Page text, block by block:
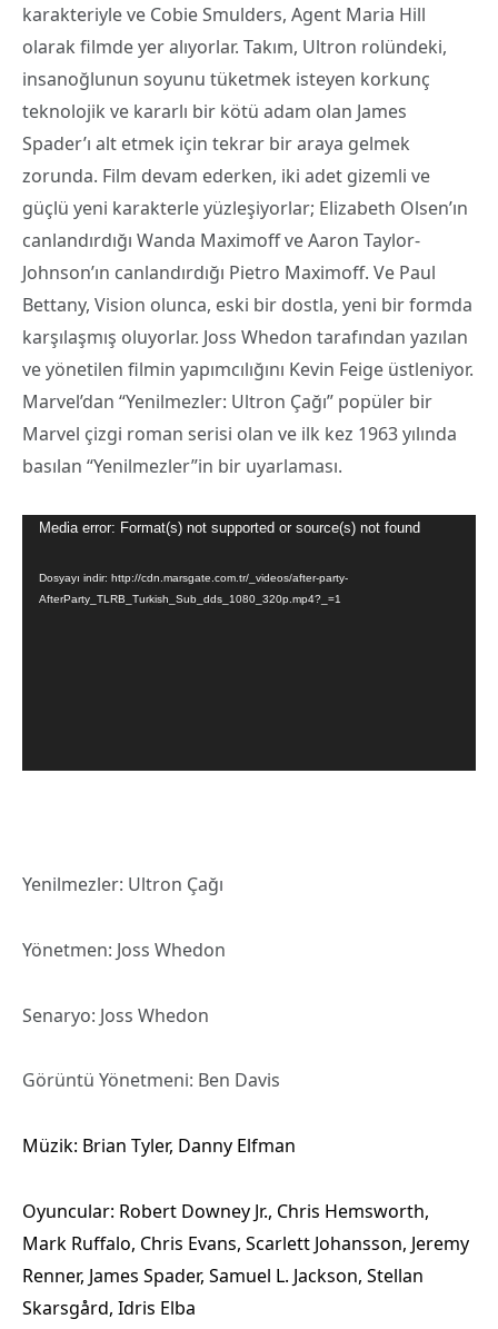
karakteriyle ve Cobie Smulders, Agent Maria Hill
olarak filmde yer alıyorlar. Takım, Ultron rolündeki,
insanoğlunun soyunu tüketmek isteyen korkunç
teknolojik ve kararlı bir kötü adam olan James
Spader’ı alt etmek için tekrar bir araya gelmek
zorunda. Film devam ederken, iki adet gizemli ve
güçlü yeni karakterle yüzleşiyorlar; Elizabeth Olsen’ın
canlandırdığı Wanda Maximoff ve Aaron Taylor-
Johnson’ın canlandırdığı Pietro Maximoff. Ve Paul
Bettany, Vision olunca, eski bir dostla, yeni bir formda
karşılaşmış oluyorlar. Joss Whedon tarafından yazılan
ve yönetilen filmin yapımcılığını Kevin Feige üstleniyor.
Marvel’dan “Yenilmezler: Ultron Çağı” popüler bir
Marvel çizgi roman serisi olan ve ilk kez 1963 yılında
basılan “Yenilmezler”in bir uyarlaması.
Video
Media error: Format(s) not supported or source(s) not found
Dosyayı indir: http://cdn.marsgate.com.tr/_videos/after-party-
AfterParty_TLRB_Turkish_Sub_dds_1080_320p.mp4?_=1
Yenilmezler: Ultron Çağı
Yönetmen: Joss Whedon
Senaryo: Joss Whedon
Görüntü Yönetmeni: Ben Davis
Müzik: Brian Tyler, Danny Elfman
Oyuncular: Robert Downey Jr., Chris Hemsworth,
Mark Ruffalo, Chris Evans, Scarlett Johansson, Jeremy
Renner, James Spader, Samuel L. Jackson, Stellan
Skarsgård, Idris Elba